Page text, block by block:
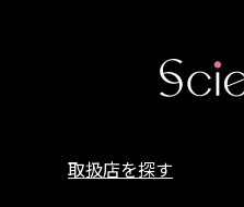
取扱店を探す